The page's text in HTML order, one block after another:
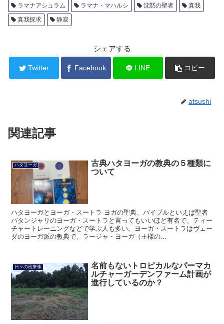
ラマナアシュラム
ラマナ・マハルシ 沈黙の聖者
真我
真我探求
静寂
シェアする
Twitter Facebook LINE コピー
atsushi
関連記事
ハタヨーガ
古典ハタヨーガの教典の５種類に
ついて
ハタヨーガとヨーガ・スートラ ヨガの聖典、バイブルといえば聖者
パタンジャリのヨーガ・スートラと言ってもいいほど有名で、ティー
チャートレーニングなどで学ぶ人も多い。ヨーガ・スートラはヴェー
ダのヨーガ派の教典で、ラージャ・ヨーガ（王様の...
日々の出来事
名前もないトロピカルなパーマカ
ルチャーガーデンファーム計画が
進行しているのか？